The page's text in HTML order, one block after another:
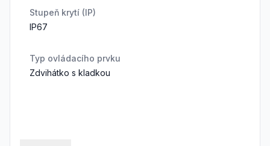
Stupeň krytí (IP)
IP67
Typ ovládacího prvku
Zdvihátko s kladkou